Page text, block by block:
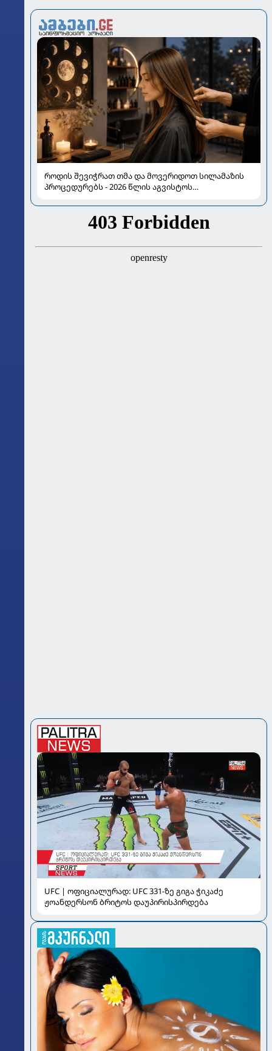
როდის შევიჭრათ თმა და მოვერიდოთ სილამაზის
პროცედურებს - 2026 წლის აგვისტოს
UFC | ოფიციალურად: UFC 331-ზე გიგა ჭიკაძე
ჟოანდერსონ ბრიტოს დაუპირისპირდება